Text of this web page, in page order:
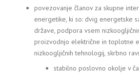
povezovanje članov za skupne
energetike, ki so: dvig energetske
države, podpora vsem
proizvodnjo električne in toplotne
nizkoogljičnih tehnologij, skrbno
stabilno poslovno okolje v